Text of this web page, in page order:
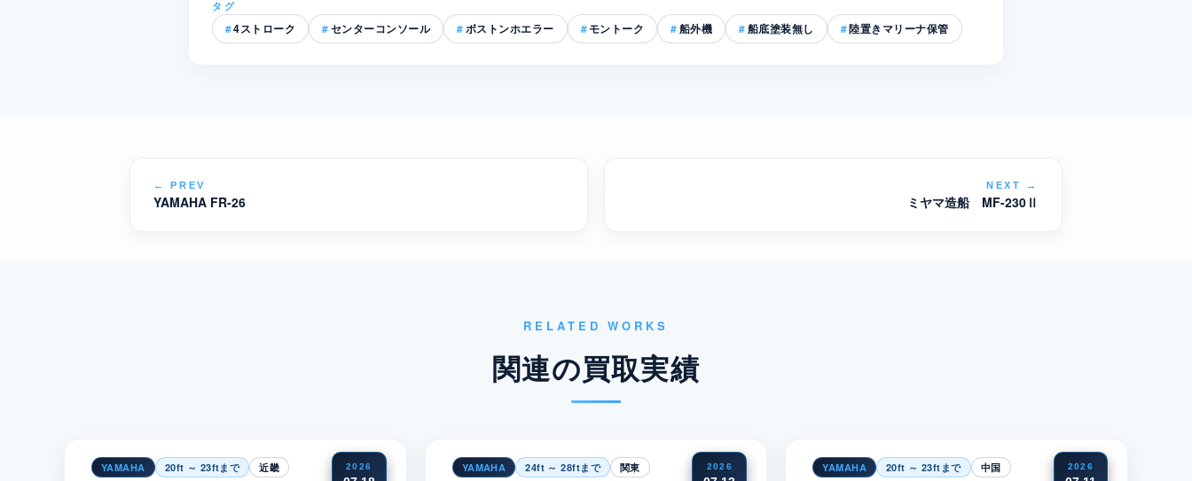
タグ
4ストローク センターコンソール ボストンホエラー モントーク 船外機 船底塗装無し 陸置きマリーナ保管
← PREV
YAMAHA FR-26
NEXT →
ミヤマ造船 MF-230Ⅱ
RELATED WORKS
関連の買取実績
2026
YAMAHA 20ft ～ 23ftまで 近畿 2026
YAMAHA 24ft ～ 28ftまで 関東 2026
YAMAHA 20ft ～ 23ftまで 中国